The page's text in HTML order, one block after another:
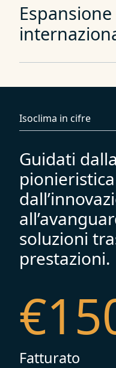
Espansione
Isoclima in cifre
Guidati
soluzioni
prestazioni.
€
Fatturato